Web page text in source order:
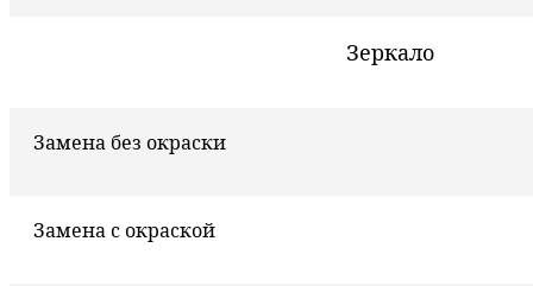
Зеркало
Замена без окраски
Замена с окраской